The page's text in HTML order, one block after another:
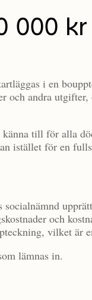
000
i en
och andra
till för alla
istället för en
och
vilket är
lämnas in.